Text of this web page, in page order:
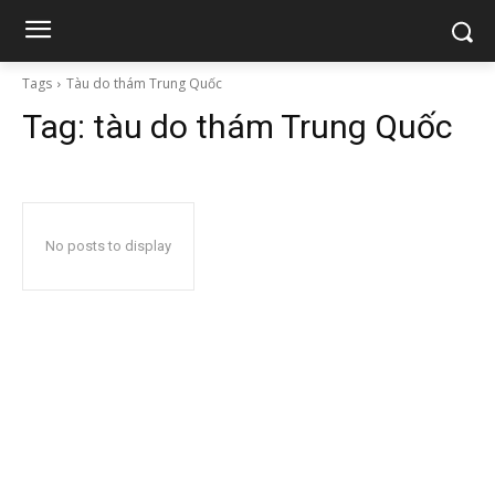
Tags Tàu do thám Trung Quốc
Tag: tàu do thám Trung Quốc
No posts to display